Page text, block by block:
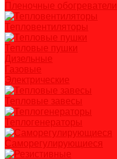
Пленочные обогреватели
Тепловентиляторы
Тепловые пушки
Дизельные
Газовые
Электрические
Тепловые завесы
Теплогенераторы
Саморегулирующиеся